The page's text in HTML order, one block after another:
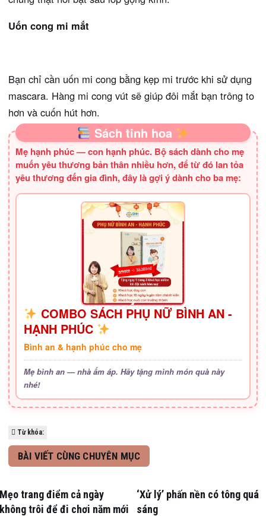
Uốn cong mi mắt
Bạn chỉ cần uốn mi cong bằng kẹp mi trước khi sử dụng
mascara. Hàng mi cong vút sẽ giúp đôi mắt bạn trông to
hơn và cuốn hút hơn.
Sách tinh hoa
Mẹ hạnh phúc — con hạnh phúc. Bộ sách dành cho mẹ
muốn yêu thương bản thân nhiều hơn, để từ đó lan tỏa
yêu thương đến gia đình, đây là gợi ý dành cho ba mẹ:
COMBO SÁCH PHỤ NỮ BÌNH AN -
HẠNH PHÚC
Bình an & hạnh phúc cho mẹ
Mẹ bình an — nhà ấm áp. Hãy tặng mình món quà này
nhé!
Từ khóa:
BÀI VIẾT CÙNG CHUYÊN MỤC
Mẹo trang điểm cả ngày
không trôi để đi chơi năm mới
‘Xử lý’ phấn nền có tông quá
sáng